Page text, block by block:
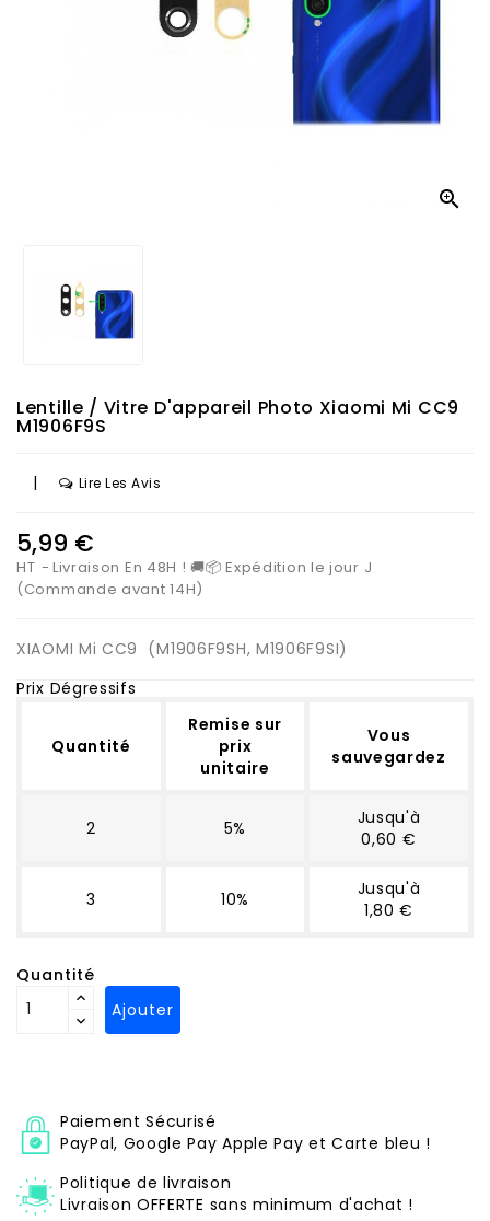

Lentille / Vitre D'appareil Photo Xiaomi Mi CC9
M1906F9S
| Lire Les Avis
5,99 €
HT
Livraison En 48H ! 🚚📦 Expédition le jour J
(Commande avant 14H)
XIAOMI Mi CC9 (M1906F9SH, M1906F9SI)
Prix Dégressifs
Quantité
Remise sur
prix
unitaire
Vous
sauvegardez
2 5%
Jusqu'à
0,60 €
3 10%
Jusqu'à
1,80 €
Quantité
Ajouter
Paiement Sécurisé
PayPal, Google Pay Apple Pay et Carte bleu !
Politique de livraison
Livraison OFFERTE sans minimum d'achat !